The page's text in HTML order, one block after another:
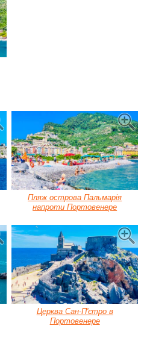
Пляж острова Пальмарія
напроти Портовенере
Церква Сан-П'єтро в
Портовенере